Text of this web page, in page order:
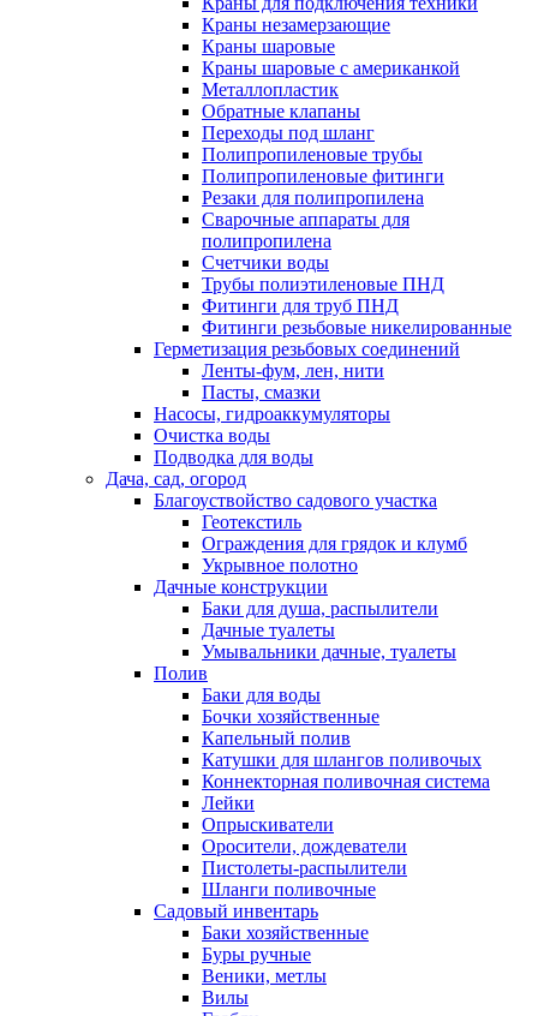
Краны незамерзающие
Краны шаровые
Краны шаровые с американкой
Металлопластик
Обратные клапаны
Переходы под шланг
Полипропиленовые трубы
Полипропиленовые фитинги
Резаки для полипропилена
Сварочные аппараты для
полипропилена
Счетчики воды
Трубы полиэтиленовые ПНД
Фитинги для труб ПНД
Фитинги резьбовые никелированные
Герметизация резьбовых соединений
Ленты-фум, лен, нити
Пасты, смазки
Насосы, гидроаккумуляторы
Очистка воды
Подводка для воды
Дача, сад, огород
Благоуствойство садового участка
Геотекстиль
Ограждения для грядок и клумб
Укрывное полотно
Дачные конструкции
Баки для душа, распылители
Дачные туалеты
Умывальники дачные, туалеты
Полив
Баки для воды
Бочки хозяйственные
Капельный полив
Катушки для шлангов поливочых
Коннекторная поливочная система
Лейки
Опрыскиватели
Оросители, дождеватели
Пистолеты-распылители
Шланги поливочные
Садовый инвентарь
Баки хозяйственные
Буры ручные
Веники, метлы
Вилы